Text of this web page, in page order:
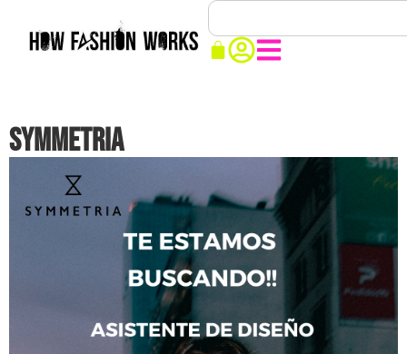
SYMMETRIA